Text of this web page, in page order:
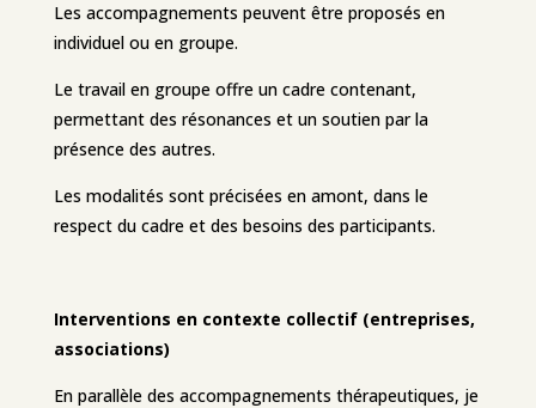
Les accompagnements peuvent être proposés en
individuel ou en groupe.
Le travail en groupe offre un cadre contenant,
permettant des résonances et un soutien par la
présence des autres.
Les modalités sont précisées en amont, dans le
respect du cadre et des besoins des participants.
Interventions en contexte collectif (entreprises,
associations)
En parallèle des accompagnements thérapeutiques, je